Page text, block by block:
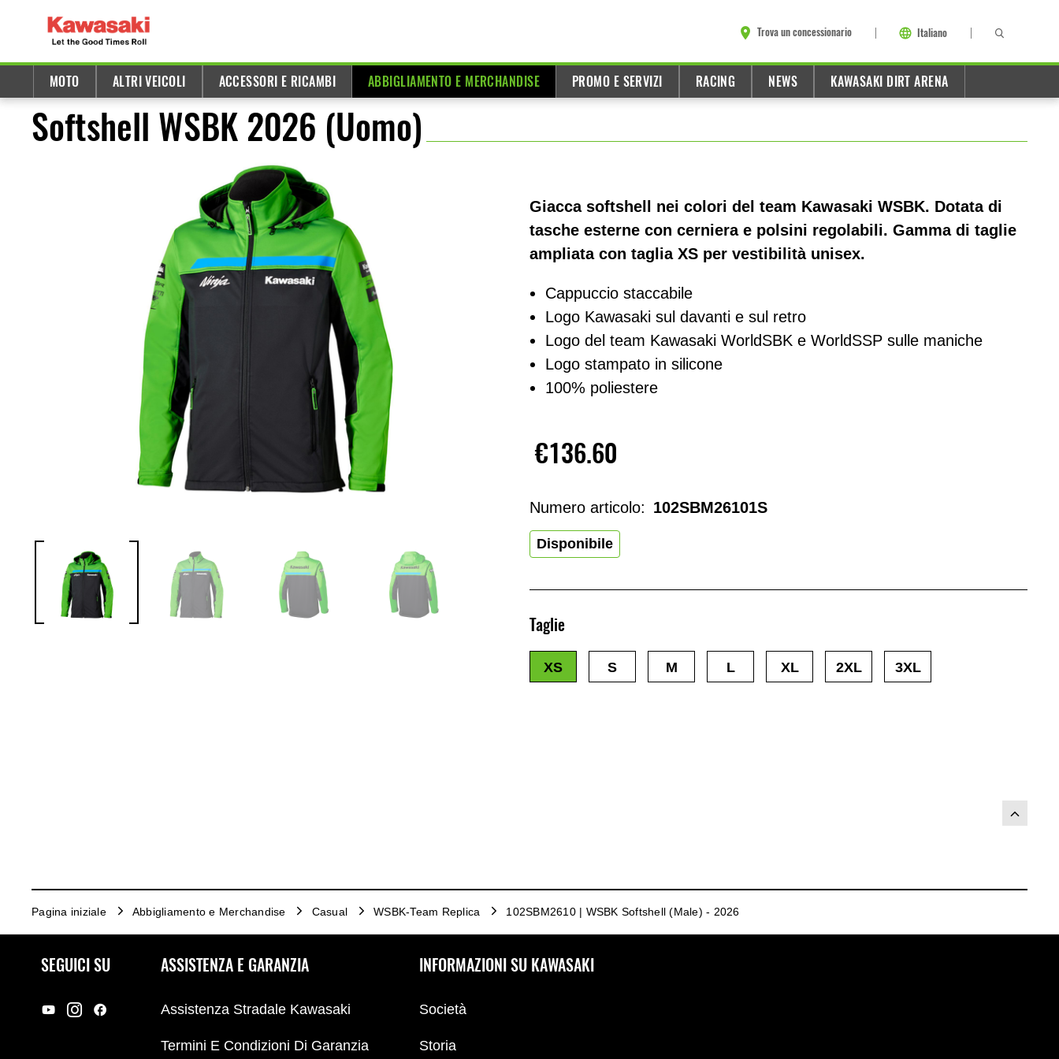
Trova un concessionario Italiano
MOTO ALTRI VEICOLI ACCESSORI E RICAMBI ABBIGLIAMENTO E MERCHANDISE PROMO E SERVIZI RACING NEWS KAWASAKI DIRT ARENA
Softshell WSBK 2026 (Uomo)
Giacca softshell nei colori del team Kawasaki WSBK. Dotata di
tasche esterne con cerniera e polsini regolabili. Gamma di taglie
ampliata con taglia XS per vestibilità unisex.
Cappuccio staccabile
Logo Kawasaki sul davanti e sul retro
Logo del team Kawasaki WorldSBK e WorldSSP sulle maniche
Logo stampato in silicone
100% poliestere
€136.60
Disponibile
Taglie
XS S M L XL 2XL 3XL
Numero articolo: 102SBM26101S
Pagina iniziale Abbigliamento e Merchandise Casual WSBK-Team Replica 102SBM2610 | WSBK Softshell (Male) - 2026
SEGUICI SU ASSISTENZA E GARANZIA
Assistenza Stradale Kawasaki
Termini E Condizioni Di Garanzia
INFORMAZIONI SU KAWASAKI
Società
Storia